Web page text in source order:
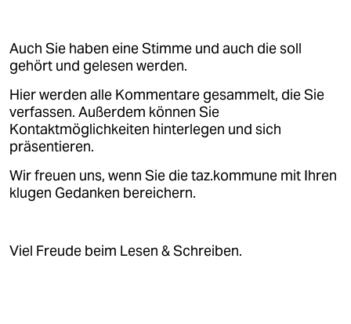
Auch Sie haben eine Stimme und auch die soll
gehört und gelesen werden.
Hier werden alle Kommentare gesammelt, die Sie
verfassen. Außerdem können Sie
Kontaktmöglichkeiten hinterlegen und sich
präsentieren.
Wir freuen uns, wenn Sie die taz.kommune mit Ihren
klugen Gedanken bereichern.
Viel Freude beim Lesen & Schreiben.